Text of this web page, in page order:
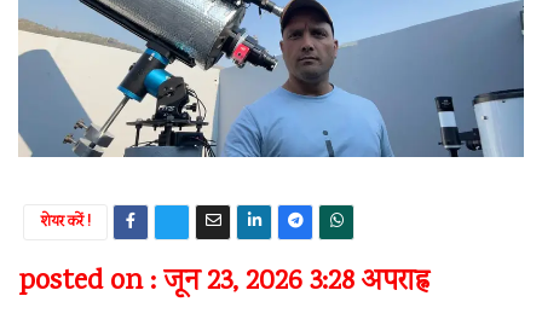
शेयर करें !
posted on : जून 23, 2026 3:28 अपराह्न